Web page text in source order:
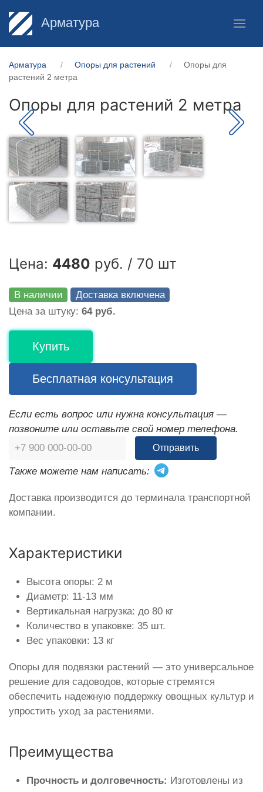
Арматура
Арматура Опоры для растений
Опоры для
растений 2 метра
Опоры для растений 2 метра
Цена: 4480 руб. / 70 шт
В наличии
Доставка включена
Цена за штуку: 64 руб.
Купить
Бесплатная консультация
Если есть вопрос или нужна консультация —
позвоните или оставьте свой номер телефона.
Отправить
Также можете нам написать:
Доставка производится до терминала транспортной
компании.
Характеристики
Высота опоры: 2 м
Диаметр: 11-13 мм
Вертикальная нагрузка: до 80 кг
Количество в упаковке: 35 шт.
Вес упаковки: 13 кг
Опоры для подвязки растений — это универсальное
решение для садоводов, которые стремятся
обеспечить надежную поддержку овощных культур и
упростить уход за растениями.
Преимущества
Прочность и долговечность: Изготовлены из